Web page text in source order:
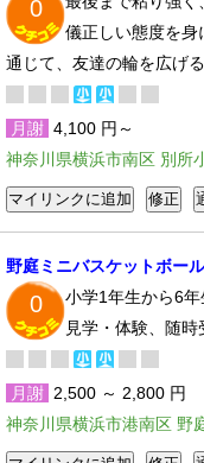
0
儀正しい態度を身
通じて、友達の輪を広げ
月謝 4,100 円～
神奈川県横浜市南区 別所
野庭ミニバスケットボー
0
小学1年生から6
見学・体験、随時
月謝 2,500 ～ 2,800 円
神奈川県横浜市港南区 野